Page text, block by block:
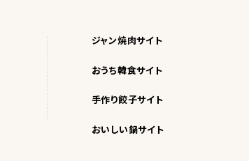
ジャン焼肉サイト
おうち韓食サイト
手作り餃子サイト
おいしい鍋サイト